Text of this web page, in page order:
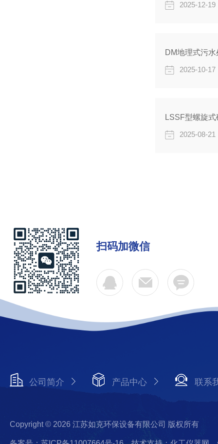
2025-12-19
DM地理式污
2025-10-17
LSSF型螺旋
2025-08-21
扫码加微信
公司简介 产品中心 联系
Copyright © 2026 江苏如克环保设备有限公司 版权所有